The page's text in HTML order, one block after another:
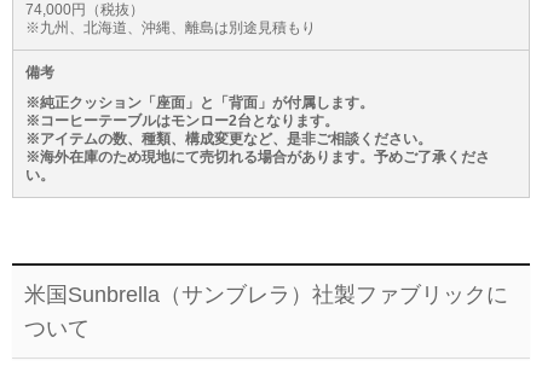
74,000円（税抜）
※九州、北海道、沖縄、離島は別途見積もり
備考
※純正クッション「座面」と「背面」が付属します。
※コーヒーテーブルはモンロー2台となります。
※アイテムの数、種類、構成変更など、是非ご相談ください。
※海外在庫のため現地にて売切れる場合があります。予めご了承くださ
い。
米国Sunbrella（サンブレラ）社製ファブリックに
ついて